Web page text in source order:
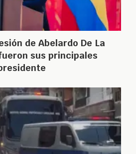
de Abelardo De La
sus principales